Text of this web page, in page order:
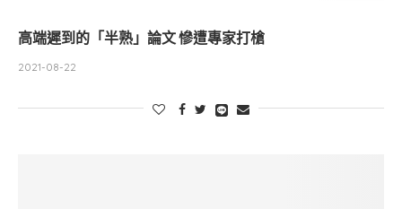
高端遲到的「半熟」論文 慘遭專家打槍
2021-08-22